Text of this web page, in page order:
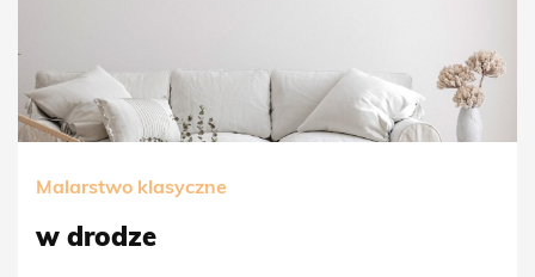
Malarstwo klasyczne
w drodze